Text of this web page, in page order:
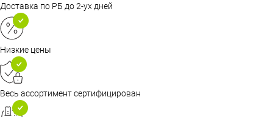
Доставка по РБ до 2-ух дней
Низкие цены
Весь ассортимент сертифицирован